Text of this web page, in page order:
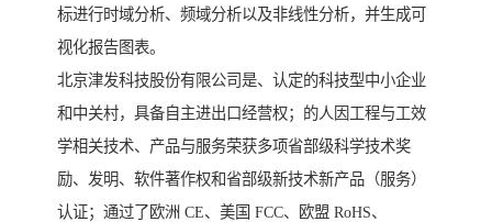
标进行时域分析、频域分析以及非线性分析，并生成可
视化报告图表。
北京津发科技股份有限公司是、认定的科技型中小企业
和中关村，具备自主进出口经营权；的人因工程与工效
学相关技术、产品与服务荣获多项省部级科学技术奖
励、发明、软件著作权和省部级新技术新产品（服务）
认证；通过了欧洲 CE、美国 FCC、欧盟 RoHS、